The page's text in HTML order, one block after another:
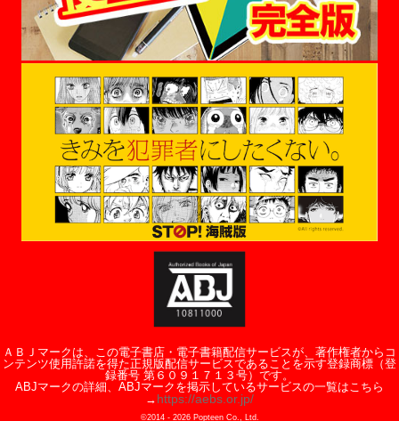
ＡＢＪマークは、この電子書店・電子書籍配信サービスが、著作権者からコ
ンテンツ使用許諾を得た正規版配信サービスであることを示す登録商標（登
録番号 第６０９１７１３号）です。
ABJマークの詳細、ABJマークを掲示しているサービスの一覧はこちら
→ https://aebs.or.jp/
©2014 - 2026Popteen Co., Ltd.